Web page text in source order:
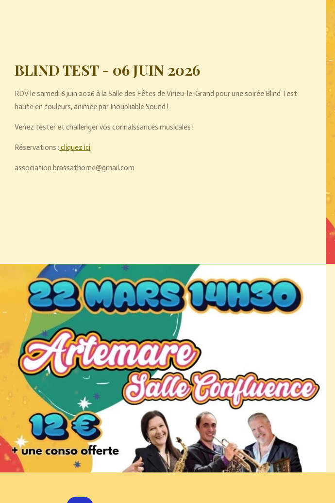
BLIND TEST - 06 JUIN 2026
RDV le samedi 6 juin 2026 à la Salle des Fêtes de Virieu-le-Grand pour une soirée Blind Test
haute en couleurs, animée par Inoubliable Sound !
Venez tester et challenger vos connaissances musicales !
Réservations : cliquez ici
association.brassathome@gmail.com